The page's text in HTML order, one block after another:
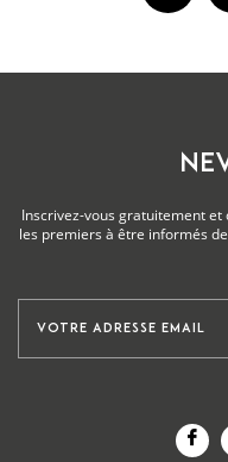
Inscrivez-vous gratuitement
les premiers à être informés